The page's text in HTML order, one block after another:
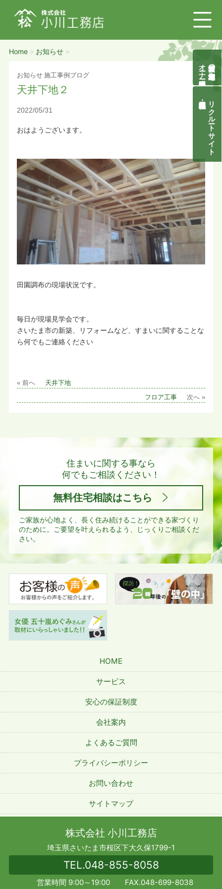
Home> お知らせ>
お知らせ 施工事例ブログ
天井下地２
2022/05/31
おはようございます。
田園調布の現場状況です。
毎日が現場見学会です。
さいたま市の新築、リフォームなど、すまいに関することな
ら何でもご連絡ください
« 前へ 天井下地
フロア工事 次へ »
住まいに関する事なら
何でもご相談ください！
無料住宅相談はこちら
ご家族が心地よく、長く住み続けることができる家づくり
のために。 ご要望を叶えられるよう、じっくりご相談くだ
さい。
HOME
サービス
安心の保証制度
会社案内
よくあるご質問
プライバシーポリシー
お問い合わせ
サイトマップ
株式会社 小川工務店
埼玉県さいたま市桜区下大久保1799-1
TEL.048-855-8058
営業時間 9:00～19:00 FAX.048-699-8038
自然素材の無垢木造住宅
オーナー様募集説明会
リクルートサイト